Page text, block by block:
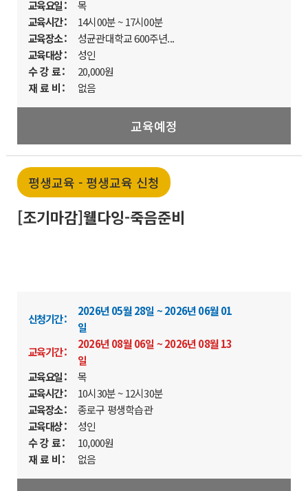
교육요일 :
목
교육시간 :
14시00분 ~ 17시00분
교육장소 :
성균관대학교 600주년...
교육대상 :
성인
수 강 료 :
20,000원
재 료 비 :
없음
교육예정
평생교육 - 평생교육 신청
[조기마감]웰다잉-죽음준비
신청기간 :
2026년 05월 28일 ~ 2026년 06월 01
일
교육기간 :
2026년 08월 06일 ~ 2026년 08월 13
일
교육요일 :
목
교육시간 :
10시30분 ~ 12시30분
교육장소 :
종로구 평생학습관
교육대상 :
성인
수 강 료 :
10,000원
재 료 비 :
없음